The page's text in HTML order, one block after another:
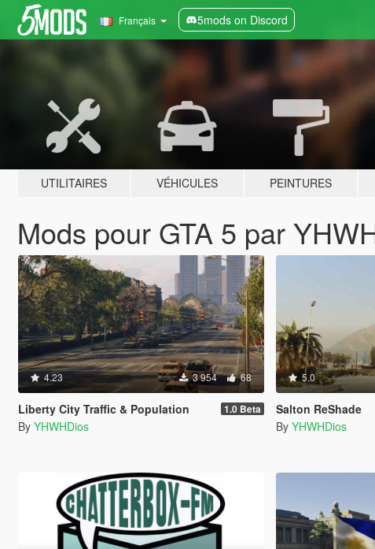
Français 5mods on Discord
UTILITAIRES VÉHICULES PEINTURES
Mods pour GTA 5 par
4.23 3 954 68
Liberty City Traffic & Population 1.0 Beta
By YHWHDios
5.0
Salton ReShade
By YHWHDios